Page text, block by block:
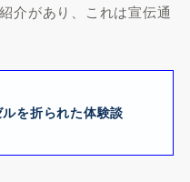
介があり、これは宣伝通
を折られた体験談